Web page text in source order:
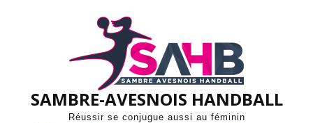
SAMBRE-AVESNOIS HANDBALL
Réussir se conjugue aussi au féminin